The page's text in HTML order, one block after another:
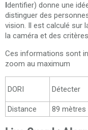
Identifier) ​​donne une
distinguer des
vision. Il est calculé sur
la caméra et des
Ces informations sont
zoom au maximum
DORI Détecter
Distance 89 mètres